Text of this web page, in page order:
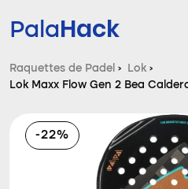
PalaHack
Raquettes de
Questions et
Comparateur
Raquettes de Padel › Lok ›
Lok Maxx Flow Gen 2 Bea
-22%